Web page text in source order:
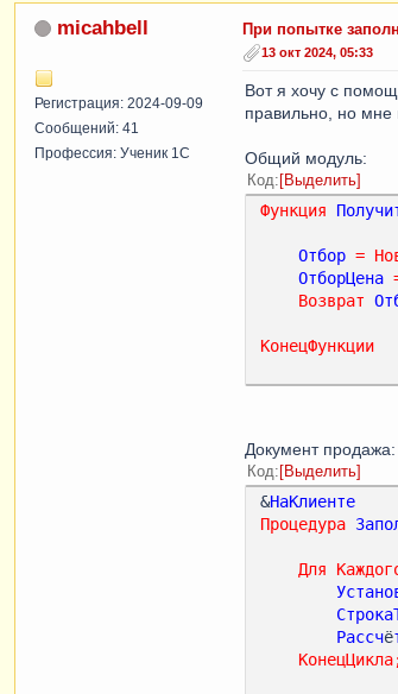
micahbell
Регистрация: 2024-09-09
Сообщений: 41
Профессия: Ученик 1С
При попытке
13 окт 2024, 05:33
Вот я хочу с
правильно, но мне
Общий модуль:
Код Выделить
Функция
Отбор =
ОтборЦена
Возврат
КонецФункции
Документ продажа:
Код Выделить
&НаКлиенте
Процедура
Для
Рассчё
КонецЦикла